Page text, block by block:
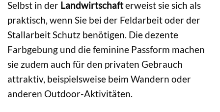
Selbst in der Landwirtschafterweist sie sich als
praktisch, wenn Sie bei der Feldarbeit oder der
Stallarbeit Schutz benötigen. Die dezente
Farbgebung und die feminine Passform machen
sie zudem auch für den privaten Gebrauch
attraktiv, beispielsweise beim Wandern oder
anderen Outdoor-Aktivitäten.